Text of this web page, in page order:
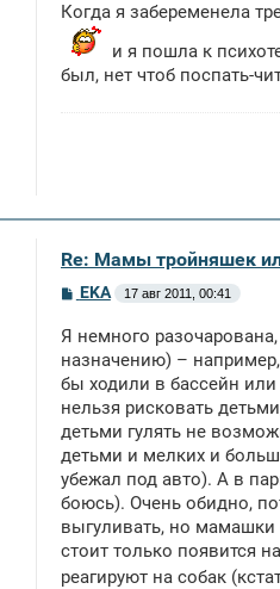
Когда я забеременела
и я пошла к
был, нет чтоб поспать-
Re: Мамы тройняшек
С
б
щ
н
и
EKA 17 авг 2011, 00:41
Я немного
назначению) –
бы ходили в бассейн
нельзя рисковать
детьми гулять не
детьми и мелких и
убежал под авто). А в
боюсь). Очень обидно,
выгуливать, но мамашки
стоит только появится
реагируют на собак